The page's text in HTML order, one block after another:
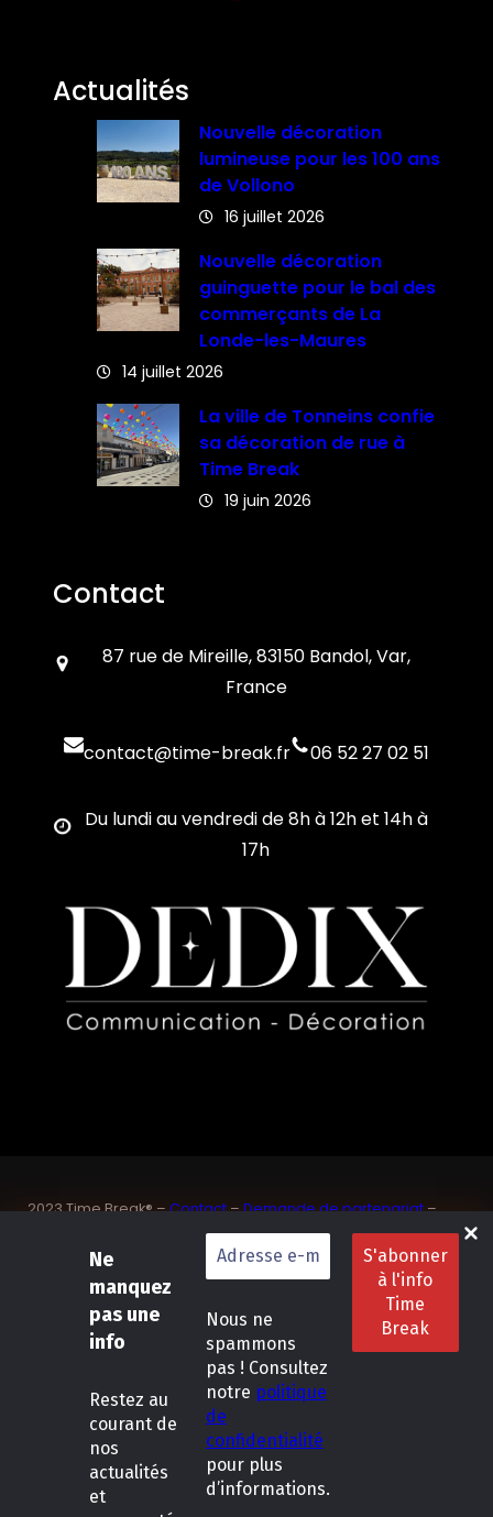
Ne
manquez
pas une
info
Restez au
courant de
nos
actualités
et
Nous ne
spammons
pas ! Consultez
notre politique
de
confidentialité
pour plus
d’informations.
Actualités
Nouvelle décoration
lumineuse pour les 100 ans
de Vollono
16 juillet 2026
Nouvelle décoration
guinguette pour le bal des
commerçants de La
Londe-les-Maures
14 juillet 2026
La ville de Tonneins confie
sa décoration de rue à
Time Break
19 juin 2026
Contact
87 rue de Mireille, 83150 Bandol, Var,
France
contact@time-break.fr 06 52 27 02 51
Du lundi au vendredi de 8h à 12h et 14h à
17h
2023 Time Break® –Contact–Demande de partenariat–
Sponsoriser un joueur de padel français
SASU Dedix Communication – 87 rue de Mireille – 83 150
Bandol – Var
Politique de confidentialité
Conditions
générales de location
Follow Us :LinkedIn
Instagram